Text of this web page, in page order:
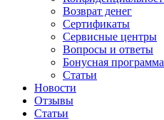
Возврат денег
Сертификаты
Сервисные центры
Вопросы и ответы
Бонусная программа
Статьи
Новости
Отзывы
Статьи